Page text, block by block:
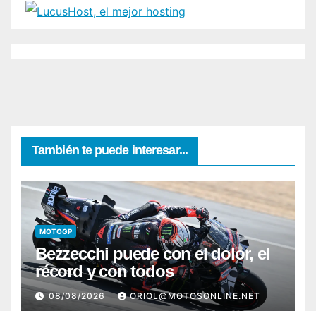
También te puede interesar...
MOTOGP
Bezzecchi puede con el dolor, el
récord y con todos
08/08/2026 ORIOL@MOTOSONLINE.NET